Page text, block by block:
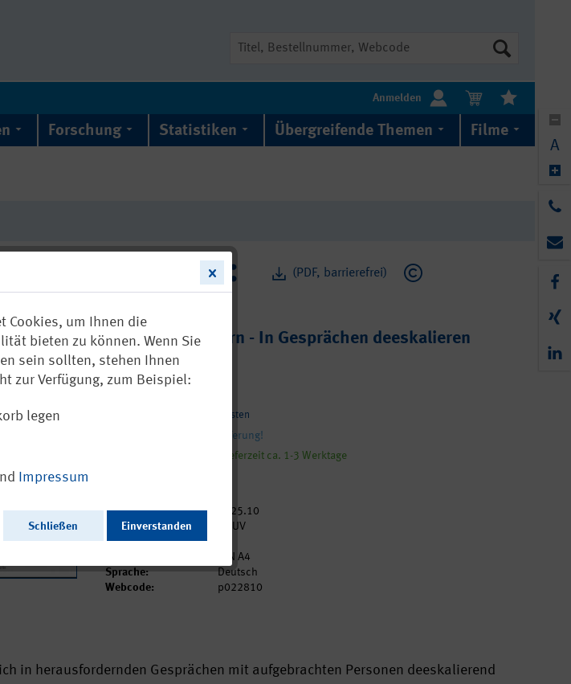
Anmelden
Forschung Statistiken Übergreifende Themen Filme
(PDF, barrierefrei)
22810
Gewalt verhindern - In Gesprächen deeskalieren
(Plakat DIN A4)
zzgl. Versandkosten
Versandkostenfreie Lieferung!
Sofort versandfertig, Lieferzeit ca. 1-3 Werktage
Ausgabedatum:
2025.10
Herausgeber:
DGUV
Seitenzahl:
DIN A4
Sprache:
Deutsch
Webcode:
p022810
in herausfordernden Gesprächen mit aufgebrachten Personen deeskalierend
A
Cookies, um Ihnen die
bieten zu können. Wenn Sie
sein sollten, stehen Ihnen
zur Verfügung, zum Beispiel:
legen
Impressum
Schließen Einverstanden